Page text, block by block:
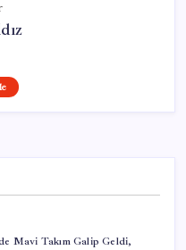
Mavi Takım Galip Geldi,